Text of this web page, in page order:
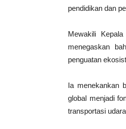
pendidikan dan
Mewakili
menegaskan
penguatan
Ia menekankan
global menjadi
transportasi